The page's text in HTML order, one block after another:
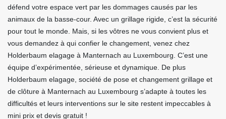
défend votre espace vert par les dommages causés par les
animaux de la basse-cour. Avec un grillage rigide, c’est la sécurité
pour tout le monde. Mais, si les vôtres ne vous convient plus et
vous demandez à qui confier le changement, venez chez
Holderbaum elagage à Manternach au Luxembourg. C’est une
équipe d’expérimentée, sérieuse et dynamique. De plus
Holderbaum elagage, société de pose et changement grillage et
de clôture à Manternach au Luxembourg s’adapte à toutes les
difficultés et leurs interventions sur le site restent impeccables à
mini prix et devis gratuit !